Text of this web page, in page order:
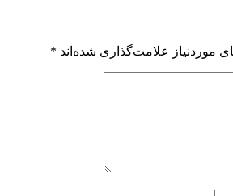
موردنیاز علامت‌گذاری شده‌اند *